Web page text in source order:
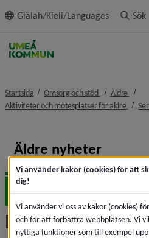
innehållet
Giälah/Kieli/Languages Sök
Startsida Omsorg och stöd nivå i
Äldre nivå
Aktiviteter och mötesplatser för äldre nivå
Äldre nyheter
2026
Nyhetsarkiv
Vi använder kakor (cookies) för att
dig!
Vi använder vi oss av kakor (cookies)
och för att förbättra webbplatsen. Vi
nyttiga funktioner som till exempel